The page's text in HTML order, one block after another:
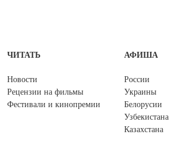
ЧИТАТЬ
Новости
Рецензии на фильмы
Фестивали и кинопремии
АФИША
России
Украины
Белорусии
Узбекистана
Казахстана